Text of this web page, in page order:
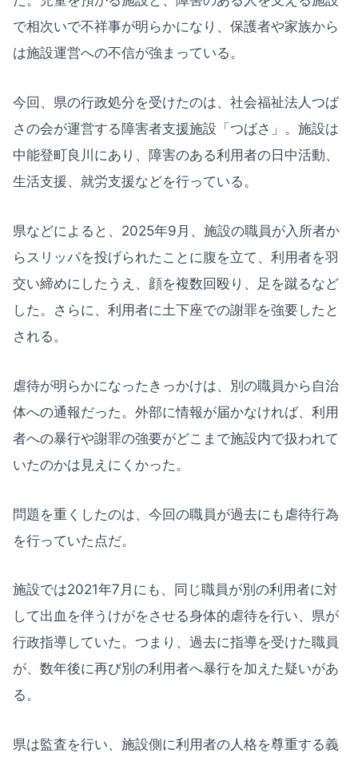
で相次いで不祥事が明らかになり、保護者や家族から
は施設運営への不信が強まっている。
今回、県の行政処分を受けたのは、社会福祉法人つば
さの会が運営する障害者支援施設「つばさ」。施設は
中能登町良川にあり、障害のある利用者の日中活動、
生活支援、就労支援などを行っている。
県などによると、2025年9月、施設の職員が入所者か
らスリッパを投げられたことに腹を立て、利用者を羽
交い締めにしたうえ、顔を複数回殴り、足を蹴るなど
した。さらに、利用者に土下座での謝罪を強要したと
される。
虐待が明らかになったきっかけは、別の職員から自治
体への通報だった。外部に情報が届かなければ、利用
者への暴行や謝罪の強要がどこまで施設内で扱われて
いたのかは見えにくかった。
問題を重くしたのは、今回の職員が過去にも虐待行為
を行っていた点だ。
施設では2021年7月にも、同じ職員が別の利用者に対
して出血を伴うけがをさせる身体的虐待を行い、県が
行政指導していた。つまり、過去に指導を受けた職員
が、数年後に再び別の利用者へ暴行を加えた疑いがあ
る。
県は監査を行い、施設側に利用者の人格を尊重する義